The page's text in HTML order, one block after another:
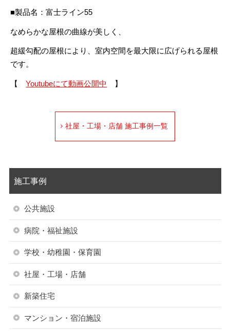
■製品名：富士ライン55
なめらかな屋根の曲線が美しく、
超緩勾配の屋根により、室内空間を最大限に広げられる屋根
です。
【Youtubeにて動画公開中 】
社屋・工場・店舗 施工事例一覧
施工事例
公共施設
病院・福祉施設
学校・幼稚園・保育園
社屋・工場・店舗
新築住宅
マンション・宿泊施設